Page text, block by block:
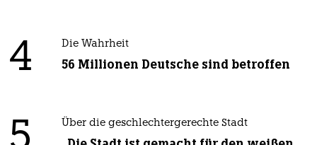
4 Die Wahrheit
56 Millionen Deutsche sind betroffen
Über die geschlechtergerechte Stadt